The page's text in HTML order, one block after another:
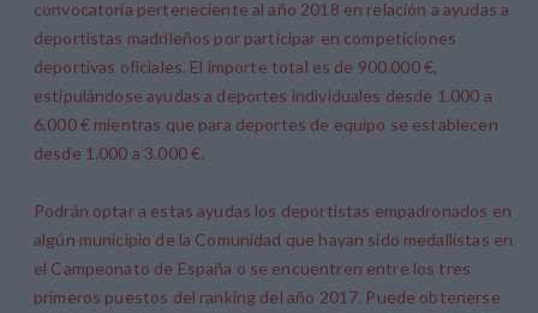
convocatoria perteneciente al año 2018 en relación a ayudas a
deportistas madrileños por participar en competiciones
deportivas oficiales. El importe total es de 900.000 €,
estipulándose ayudas a deportes individuales desde 1.000 a
6.000 € mientras que para deportes de equipo se establecen
desde 1.000 a 3.000 €.
Podrán optar a estas ayudas los deportistas empadronados en
algún municipio de la Comunidad que hayan sido medallistas en
el Campeonato de España o se encuentren entre los tres
primeros puestos del ranking del año 2017. Puede obtenerse